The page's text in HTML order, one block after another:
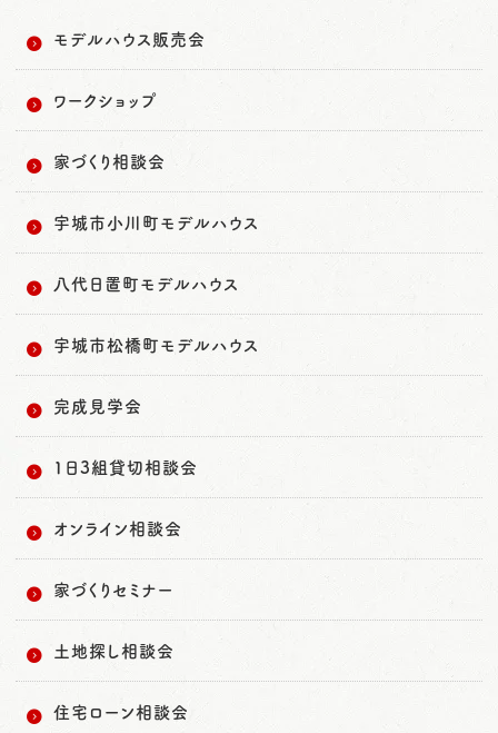
モデルハウス販売会
ワークショップ
家づくり相談会
宇城市小川町モデルハウス
八代日置町モデルハウス
宇城市松橋町モデルハウス
完成見学会
1日3組貸切相談会
オンライン相談会
家づくりセミナー
土地探し相談会
住宅ローン相談会